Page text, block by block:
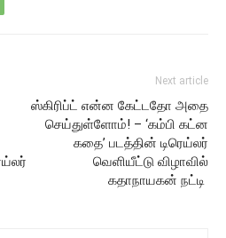
Next article
ஸ்கிரிப்ட் என்ன கேட்டதோ அதை
செய்துள்ளோம்! – ‘கம்பி கட்ன
கதை’ படத்தின் டிரெய்லர்
வெளியீட்டு விழாவில்
கதாநாயகன் நட்டி